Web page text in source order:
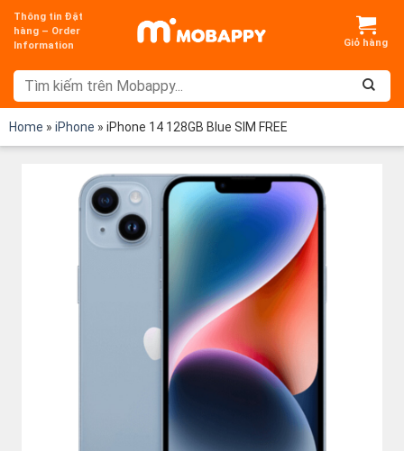
Chuyển
đến
dung
Thông tin Đặt
hàng – Order
Information
Home » iPhone » iPhone 14 128GB Blue SIM FREE